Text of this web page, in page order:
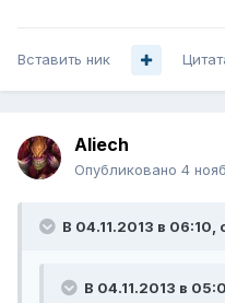
Вставить ник
Aliech
Опубликовано 4
В 04.11.2013 в 06:10,
В 04.11.2013 в